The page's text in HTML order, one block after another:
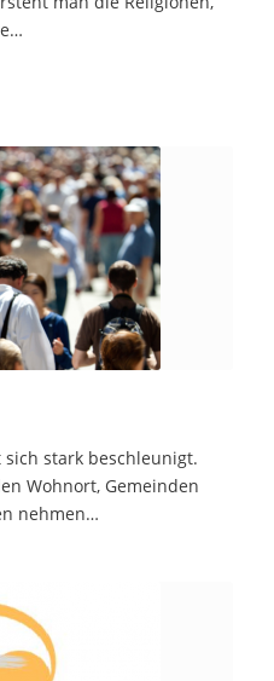
stark beschleunigt.
Wohnort, Gemeinden
nehmen…